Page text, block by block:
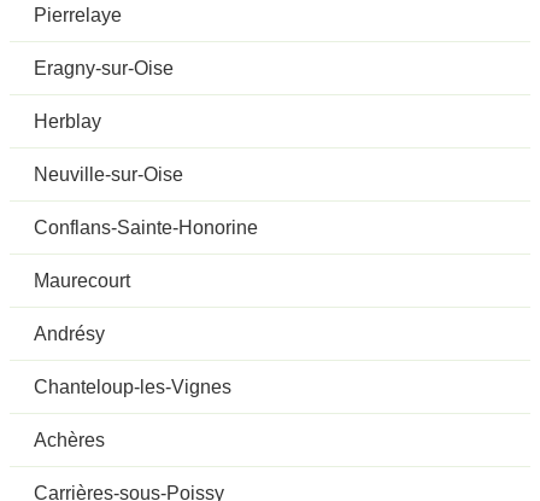
Pierrelaye
Eragny-sur-Oise
Herblay
Neuville-sur-Oise
Conflans-Sainte-Honorine
Maurecourt
Andrésy
Chanteloup-les-Vignes
Achères
Carrières-sous-Poissy